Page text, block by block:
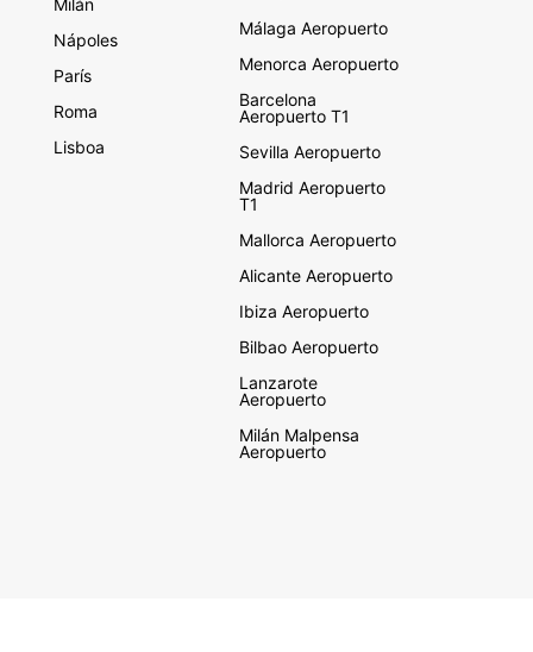
Milán
Nápoles
París
Roma
Lisboa
Málaga Aeropuerto
Menorca Aeropuerto
Barcelona
Aeropuerto T1
Sevilla Aeropuerto
Madrid Aeropuerto
T1
Mallorca Aeropuerto
Alicante Aeropuerto
Ibiza Aeropuerto
Bilbao Aeropuerto
Lanzarote
Aeropuerto
Milán Malpensa
Aeropuerto